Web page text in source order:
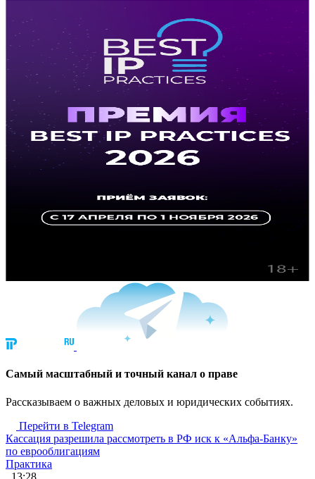
Cамый масштабный и точный канал о праве
Рассказываем о важных деловых и юридических событиях.
Перейти в Telegram
Кассация разрешила рассмотреть в РФ иск к «Альфа-Банку»
по еврооблигациям
Практика
, 13:28